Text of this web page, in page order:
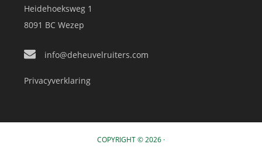
Heidehoeksweg 1
8091 BC Wezep
info@deheuvelruiters.com
Privacyverklaring
COPYRIGHT © 2026 ·